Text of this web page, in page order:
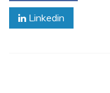
Linkedin